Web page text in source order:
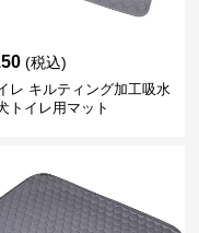
(税込)
レ キルティング加工吸水
トイレ用マット